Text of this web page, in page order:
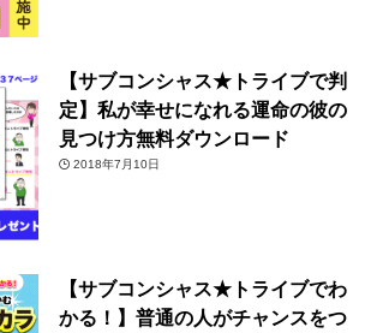
【サブコンシャス★トライブで判
定】私が幸せになれる運命の彼の
見つけ方無料ダウンロード
2018年7月10日
【サブコンシャス★トライブでわ
かる！】普通の人がチャンスをつ